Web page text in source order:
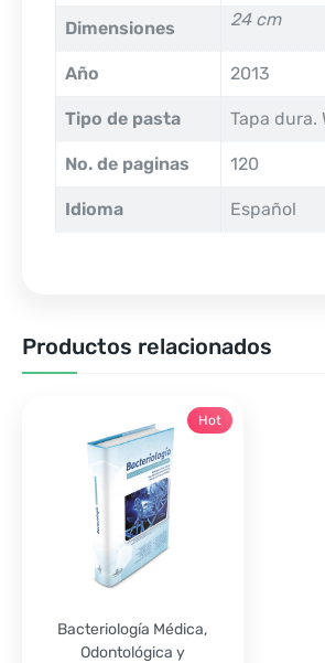
Dimensiones 24 cm
Año 2013
Tipo de pasta Tapa dura.
No. de paginas 120
Idioma Español
Productos relacionados
Bacteriología Médica,
Odontológica y
Hot